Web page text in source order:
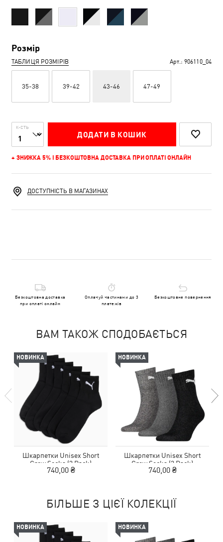
Розмір
ТАБЛИЦЯ РОЗМІРІВ Арт.: 906110_04
35-38 39-42 43-46 47-49
К-СТЬ
ДОДАТИ В КОШИК
+ ЗНИЖКА 5% І БЕЗКОШТОВНА ДОСТАВКА ПРИ ОПЛАТІ ОНЛАЙН
ДОСТУПНІСТЬ В МАГАЗИНАХ
Безкоштовна доставка
при оплаті онлайн
Оплачуй частинами до 3
платежів
Безкоштовне повернення
ВАМ ТАКОЖ СПОДОБАЄТЬСЯ
НОВИНКА
Шкарпетки Unisex Short
Crew Socks (3 Pack)
740,00 ₴
НОВИНКА
Шкарпетки Unisex Short
Crew Socks (3 Pack)
740,00 ₴
БІЛЬШЕ З ЦІЄЇ КОЛЕКЦІЇ
НОВИНКА НОВИНКА